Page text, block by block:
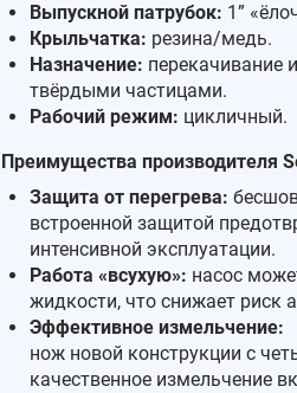
Выпускной патрубок: 1”
Крыльчатка: резина/медь.
Назначение: перекачивание
твёрдыми частицами.
Рабочий режим: цикличный.
Преимущества производителя
Защита от перегрева:
встроенной защитой
интенсивной эксплуатации.
Работа «всухую»: насос
жидкости, что снижает риск
Эффективное измельчение:
нож новой конструкции с
качественное измельчение